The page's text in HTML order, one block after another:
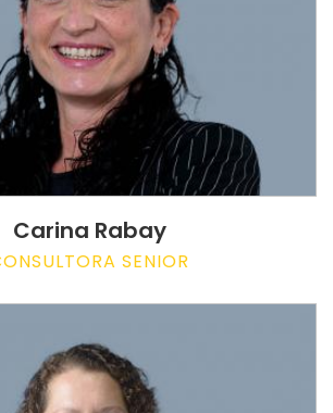
Carina Rabay
SENIOR